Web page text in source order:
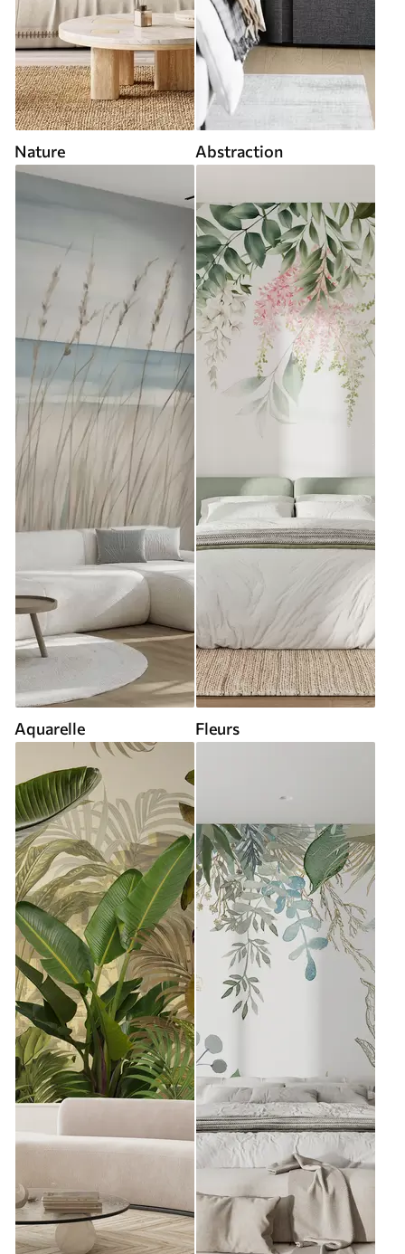
Nature Abstraction
Aquarelle Fleurs